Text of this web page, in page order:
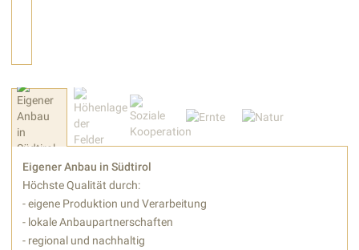
Eigener Anbau in Südtirol
Höchste Qualität durch:
- eigene Produktion und Verarbeitung
- lokale Anbaupartnerschaften
- regional und nachhaltig